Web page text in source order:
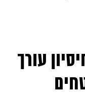
עורך